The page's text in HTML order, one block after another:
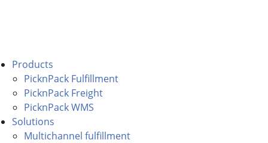
Products
PicknPack Fulfillment
PicknPack Freight
PicknPack WMS
Solutions
Multichannel fulfillment